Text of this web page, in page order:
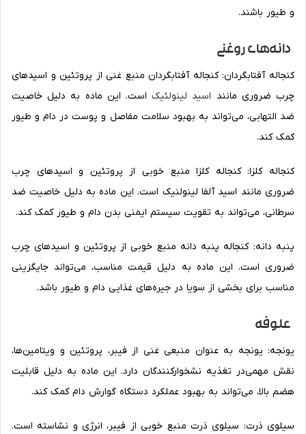
و طیور باشند.
دانه‌های روغنی
کنجاله آفتابگردان: کنجاله آفتابگردان منبع غنی از پروتئین و اسیدهای
چرب ضروری مانند اسید لینولئیکاست. این ماده به دلیل خاصیت
ضد التهابی، می‌تواند به بهبود سلامت مفاصل و پوست در دام و طیور
کمک کند.
کنجاله کلزا: کنجاله کلزا منبع خوبی از پروتئین و اسیدهای چرب
ضروری مانند اسید آلفا لینولنیک است. این ماده به دلیل خاصیت ضد
سرطانی، می‌تواند به تقویت سیستم ایمنی بدن دام و طیور کمک کند.
پنبه دانه: کنجاله پنبه دانه منبع خوبی از پروتئین و اسیدهای چرب
ضروری است. این ماده به دلیل قیمت مناسب، می‌تواند جایگزینی
مناسب برای بخشی از سویا در جیره‌های غذایی دام و طیور باشد.
علوفه
یونجه: یونجه به عنوان منبعی غنی از فیبر، پروتئین و ویتامین‌ها،
نقش مهمی‌در تغذیه نشخوارکنندگان دارد. این ماده به دلیل قابلیت
هضم بالا، می‌تواند به بهبود عملکرد دستگاه گوارش دام کمک کند.
سیلوی ذرت: سیلوی ذرت منبع خوبی از فیبر، انرژی و نشاسته است.